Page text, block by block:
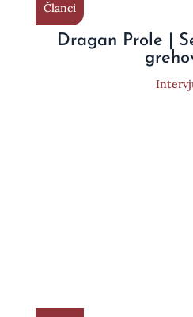
Članci
Dragan Prole |